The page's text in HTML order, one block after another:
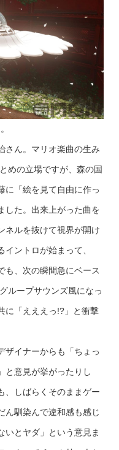
ん。マリオ楽曲の生み
めの立場ですが、森の国
に「絵を見て自由に作っ
した。出来上がった曲を
ネルを抜けて視界が開け
ントロが始まって、
も、次の瞬間急にベース
ループサウンズ風になっ
「えええっ!?」と衝撃
ザイナーからも「ちょっ
と意見が挙がったりし
、しばらくそのままゲー
ん馴染んで違和感も感じ
いとヤダ」という意見ま